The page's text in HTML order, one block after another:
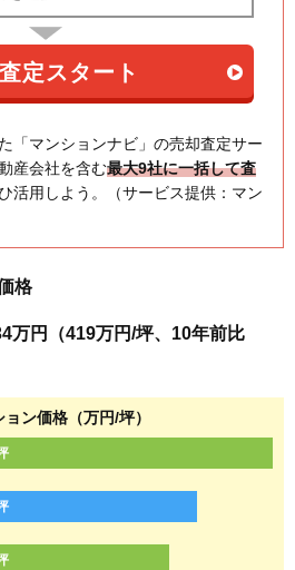
「マンションナビ」の売却査定サー
産会社を含む最大9社に一括して査
活用しよう。（サービス提供：マン
格
万円（419万円/坪、10年前比
ン価格（万円/坪）